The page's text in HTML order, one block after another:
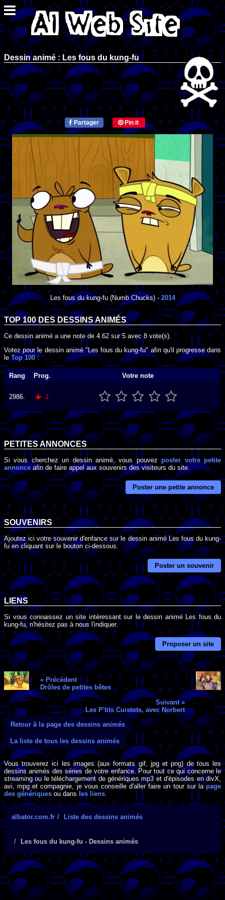
Dessin animé : Les fous du kung-fu
Partager Pin it
Les fous du kung-fu(Numb Chucks) - 2014
TOP 100 DES DESSINS ANIMÉS
Ce dessin animé a une note de 4.62sur5 avec8 vote(s).
Votez pour le dessin animé "Les fous du kung-fu" afin qu'il progresse dans
leTop 100:
Rang Prog. Votre note
2986. -1
PETITES ANNONCES
Si vous cherchez un dessin animé, vous pouvezposter votre petite
annonce afin de faire appel aux souvenirs des visiteurs du site.
Poster une petite annonce
SOUVENIRS
Ajoutez ici votre souvenir d'enfance sur le dessin animé Les fous du kung-
fu en cliquant sur le bouton ci-dessous.
Poster un souvenir
LIENS
Si vous connaissez un site intéressant sur le dessin animé Les fous du
kung-fu, n'hésitez pas à nous l'indiquer.
Proposer un site
« Précédent
Drôles de petites bêtes
Suivant »
Les P'tits Cuistots, avec Norbert
Retour à la page des dessins animés
La liste de tous les dessins animés
Vous trouverez ici les images (aux formats gif, jpg et png) de tous les
dessins animés des séries de votre enfance. Pour tout ce qui concerne le
streaming ou le téléchargement de génériques mp3 et d'épisodes en divX,
avi, mpg et compagnie, je vous conseille d'aller faire un tour sur lapage
des génériques ou dans les liens.
albator.com.fr Liste des dessins animés
Les fous du kung-fu - Dessins animés